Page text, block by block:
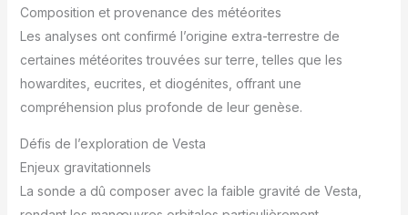
Composition et provenance des météorites
Les analyses ont confirmé l’origine extra-terrestre de
certaines météorites trouvées sur terre, telles que les
howardites, eucrites, et diogénites, offrant une
compréhension plus profonde de leur genèse.
Défis de l’exploration de Vesta
Enjeux gravitationnels
La sonde a dû composer avec la faible gravité de Vesta,